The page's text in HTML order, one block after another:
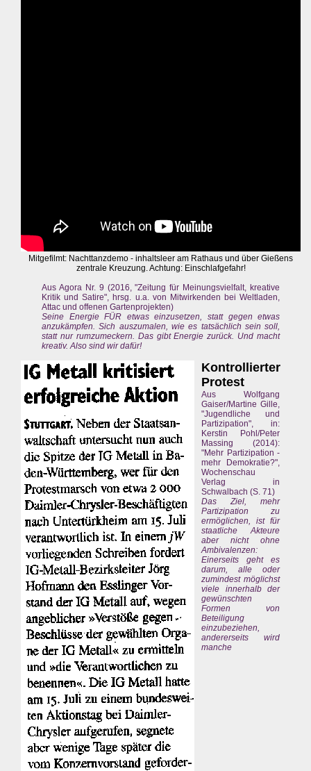
Mitgefilmt: Nachttanzdemo - inhaltsleer am Rathaus und über Gießens
zentrale Kreuzung. Achtung: Einschlafgefahr!
Aus Agora Nr. 9 (2016, "Zeitung für Meinungsvielfalt, kreative
Kritik und Satire", hrsg. u.a. von Mitwirkenden bei Weltladen,
Attac und offenen Gartenprojekten)
Seine Energie FÜR etwas einzusetzen, statt gegen etwas
anzukämpfen. Sich auszumalen, wie es tatsächlich sein soll,
statt nur rumzumeckern. Das gibt Energie zurück. Und macht
kreativ. Also sind wir dafür!
Kontrollierter
Protest
Aus Wolfgang
Gaiser/Martine Gille,
"Jugendliche und
Partizipation", in:
Kerstin Pohl/Peter
Massing (2014):
"Mehr Partizipation -
mehr Demokratie?",
Wochenschau
Verlag in
Schwalbach (S. 71)
Das Ziel, mehr
Partizipation zu
ermöglichen, ist für
staatliche Akteure
aber nicht ohne
Ambivalenzen:
Einerseits geht es
darum, alle oder
zumindest möglichst
viele innerhalb der
gewünschten
Formen von
Beteiligung
einzubeziehen,
andererseits wird
manche